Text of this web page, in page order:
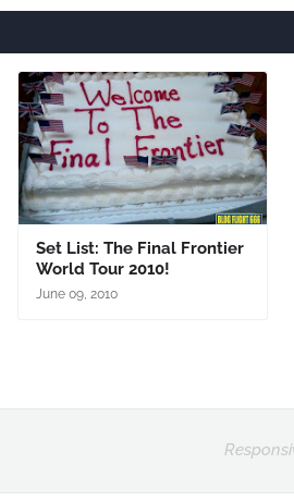
Set List: The Final Frontier
World Tour 2010!
June 09, 2010